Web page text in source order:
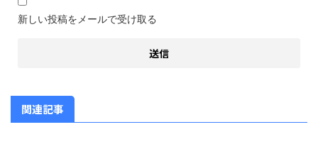
新しい投稿をメールで受け取る
関連記事